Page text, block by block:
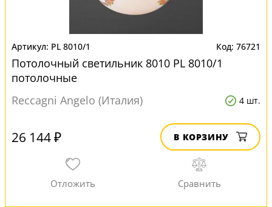
PL 8010/1 76721
Потолочный светильник 8010 PL 8010/1
потолочные
Reccagni Angelo (Италия)
4 шт.
26 144 ₽ В КОРЗИНУ